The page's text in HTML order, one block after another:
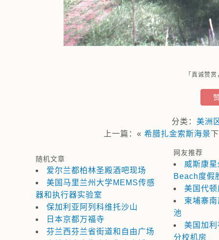
「真诚赞
分类： 美洲
上一篇：« 希腊扎金索斯海景
随机文章
爱尔兰都柏林圣殿酒吧现场
美国马里兰州大学MEMS传感
器和执行器实验室
保加利亚阿列科维托沙山
日本京都万福寺
芬兰西芬兰省街道和自由广场
网友推荐
威斯康
Beach度假
美国代
柬埔寨
池
美国加
分校机房